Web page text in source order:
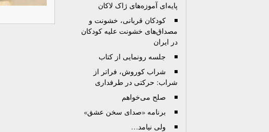
پایه‌ای آموزه‌های ژاک لاکان
کودکان قربانی، خشونت و
مصداق‌های خشونت علیه کودکان
در ایران
جلسه رونمایی از کتاب
شراب کوروش، فراتر از
شراب: حرکتی در طرفداری
صلح می‌خواهم
برنامه «صدای سخن عشق»
ولی نیامد…